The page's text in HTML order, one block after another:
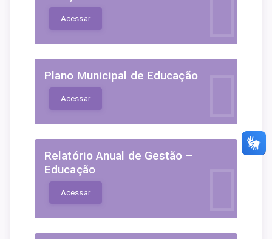
Acessar
Plano Municipal de Educação
Acessar
Relatório Anual de Gestão –
Educação
Acessar